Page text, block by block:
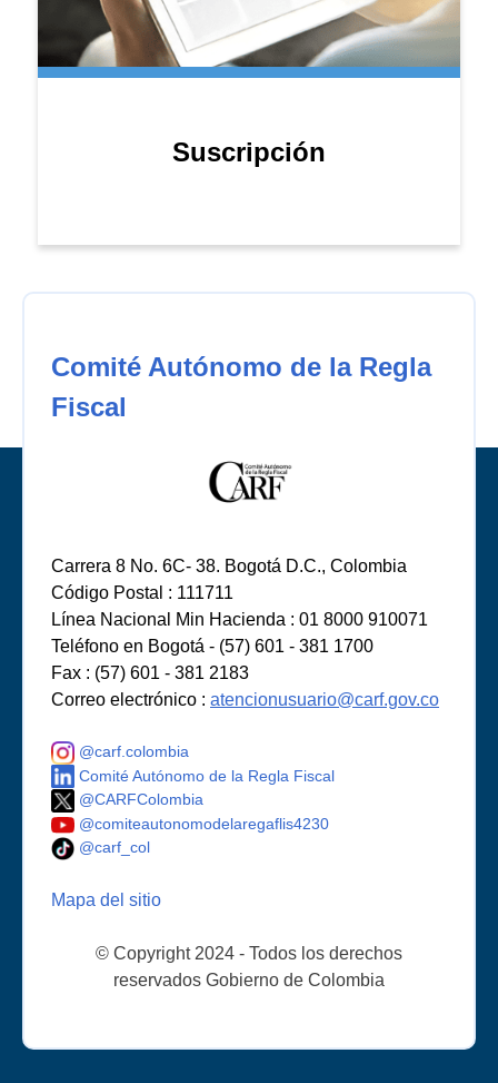
Suscripción
Comité Autónomo de la Regla
Fiscal
Carrera 8 No. 6C- 38. Bogotá D.C., Colombia
Código Postal : 111711
Línea Nacional Min Hacienda : 01 8000 910071
Teléfono en Bogotá - (57) 601 - 381 1700
Fax : (57) 601 - 381 2183
Correo electrónico : atencionusuario@carf.gov.co
@carf.colombia
Comité Autónomo de la Regla Fiscal
@CARFColombia
@comiteautonomodelaregaflis4230
@carf_col
Mapa del sitio
© Copyright 2024 - Todos los derechos
reservados Gobierno de Colombia